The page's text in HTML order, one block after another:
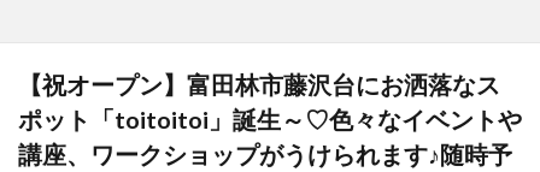
【祝オープン】富田林市藤沢台にお洒落なス
ポット「toitoitoi」誕生～♡色々なイベントや
講座、ワークショップがうけられます♪随時予